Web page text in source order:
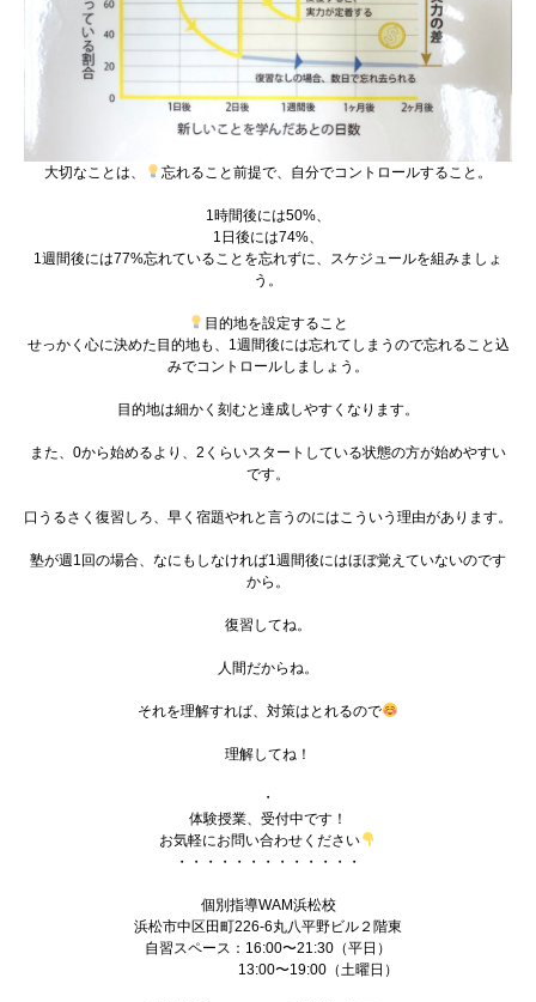
大切なことは、 忘れること前提で、自分でコントロールすること。
1時間後には50%、
1日後には74%、
1週間後には77%忘れていることを忘れずに、スケジュールを組みましょ
う。
目的地を設定すること
せっかく心に決めた目的地も、1週間後には忘れてしまうので忘れること込
みでコントロールしましょう。
目的地は細かく刻むと達成しやすくなります。
また、0から始めるより、2くらいスタートしている状態の方が始めやすい
です。
口うるさく復習しろ、早く宿題やれと言うのにはこういう理由があります。
塾が週1回の場合、なにもしなければ1週間後にはほぼ覚えていないのです
から。
復習してね。
人間だからね。
それを理解すれば、対策はとれるので
理解してね！
・
体験授業、受付中です！
お気軽にお問い合わせください
・・・・・・・・・・・・・
個別指導WAM浜松校
浜松市中区田町226-6丸八平野ビル２階東
自習スペース：16:00〜21:30（平日）
13:00〜19:00（土曜日）